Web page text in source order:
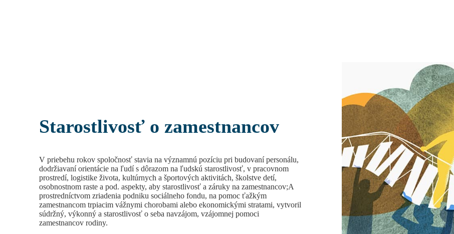
Starostlivosť o zamestnancov
V priebehu rokov spoločnosť stavia na významnú pozíciu pri budovaní personálu,
dodržiavaní orientácie na ľudí s dôrazom na ľudskú starostlivosť, v pracovnom
prostredí, logistike života, kultúrnych a športových aktivitách, školstve detí,
osobnostnom raste a pod. aspekty, aby starostlivosť a záruky na zamestnancov;A
prostredníctvom zriadenia podniku sociálneho fondu, na pomoc ťažkým
zamestnancom trpiacim vážnymi chorobami alebo ekonomickými stratami, vytvoril
súdržný, výkonný a starostlivosť o seba navzájom, vzájomnej pomoci
zamestnancov rodiny.